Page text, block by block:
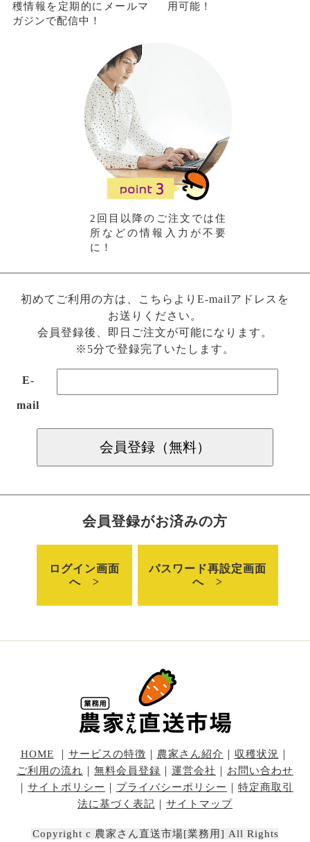
穫情報を定期的にメールマ
ガジンで配信中！
用可能！
2回目以降のご注文では住
所などの情報入力が不要
に！
初めてご利用の方は、こちらよりE-mailアドレスを
お送りください。
会員登録後、即日ご注文が可能になります。
※5分で登録完了いたします。
E-
mail
会員登録がお済みの方
ログイン画面
へ >
パスワード再設定画面
へ >
HOME サービスの特徴 農家さん紹介 収穫状況
ご利用の流れ
無料会員登録 運営会社
お問い合わせ
サイトポリシー プライバシーポリシー
特定商取引
法に基づく表記
サイトマップ
Copyright c 農家さん直送市場[業務用] All Rights